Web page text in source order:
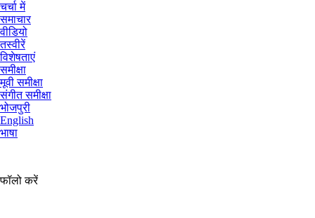
चर्चा में
समाचार
वीडियो
तस्वीरें
विशेषताएं
समीक्षा
मूवी समीक्षा
संगीत समीक्षा
भोजपुरी
English
भाषा
फॉलो करें